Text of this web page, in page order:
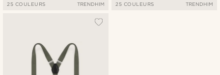
25 COULEURS TRENDHIM 25 COULEURS TRENDHIM